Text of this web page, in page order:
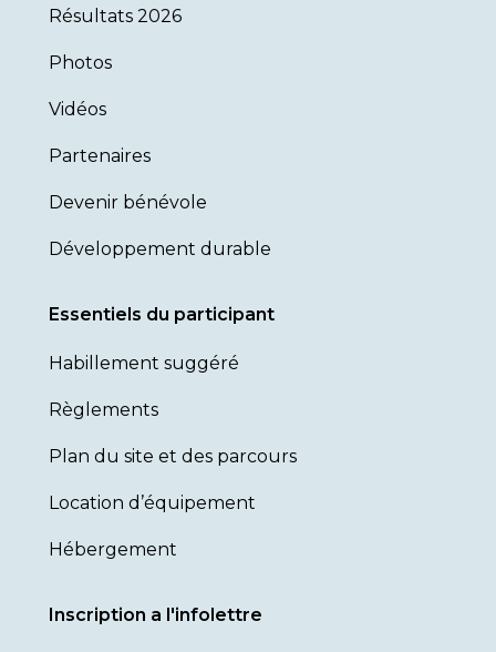
Résultats 2026
Photos
Vidéos
Partenaires
Devenir bénévole
Développement durable
Essentiels du participant
Habillement suggéré
Règlements
Plan du site et des parcours
Location d’équipement
Hébergement
Inscription a l'infolettre